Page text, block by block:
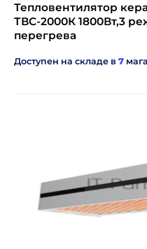
Тепловентилятор
ТВС-2000К 1800Вт,3
перегрева
Доступен на складе в 7